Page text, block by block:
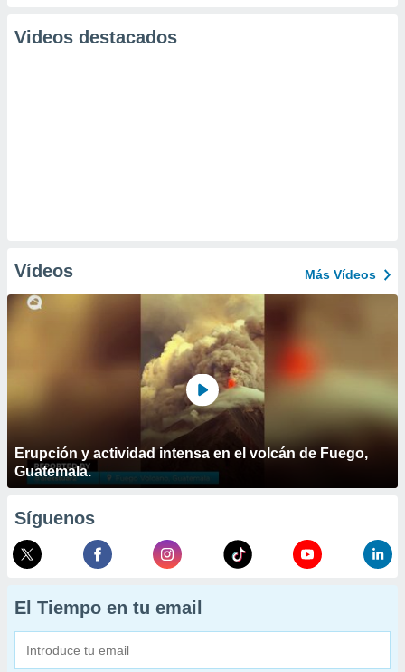
Videos destacados
Vídeos Más Vídeos
Erupción y actividad intensa en el volcán de Fuego,
Guatemala.
Síguenos
El Tiempo en tu email